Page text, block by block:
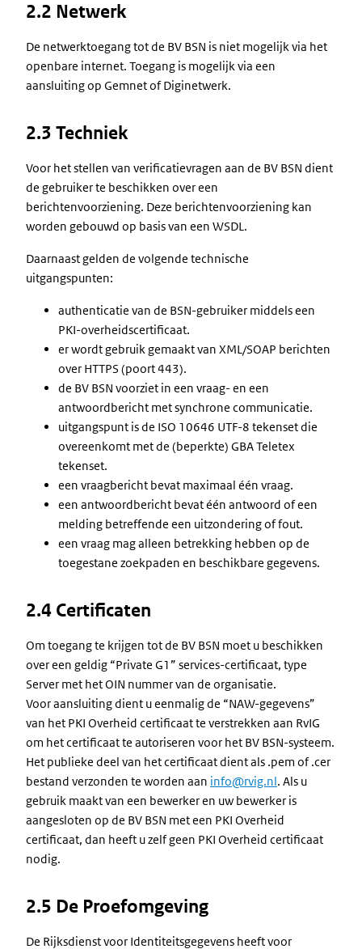
2.2 Netwerk
De netwerktoegang tot de BV BSN is niet mogelijk via het
openbare internet. Toegang is mogelijk via een
aansluiting op Gemnet of Diginetwerk.
2.3 Techniek
Voor het stellen van verificatievragen aan de BV BSN dient
de gebruiker te beschikken over een
berichtenvoorziening. Deze berichtenvoorziening kan
worden gebouwd op basis van een WSDL.
Daarnaast gelden de volgende technische
uitgangspunten:
authenticatie van de BSN-gebruiker middels een
PKI-overheidscertificaat.
er wordt gebruik gemaakt van XML/SOAP berichten
over HTTPS (poort 443).
de BV BSN voorziet in een vraag- en een
antwoordbericht met synchrone communicatie.
uitgangspunt is de ISO 10646 UTF-8 tekenset die
overeenkomt met de (beperkte) GBA Teletex
tekenset.
een vraagbericht bevat maximaal één vraag.
een antwoordbericht bevat één antwoord of een
melding betreffende een uitzondering of fout.
een vraag mag alleen betrekking hebben op de
toegestane zoekpaden en beschikbare gegevens.
2.4 Certificaten
Om toegang te krijgen tot de BV BSN moet u beschikken
over een geldig “Private G1” services-certificaat, type
Server met het OIN nummer van de organisatie.
Voor aansluiting dient u eenmalig de “NAW-gegevens”
van het PKI Overheid certificaat te verstrekken aan RvIG
om het certificaat te autoriseren voor het BV BSN-systeem.
Het publieke deel van het certificaat dient als .pem of .cer
bestand verzonden te worden aan info@rvig.nl. Als u
gebruik maakt van een bewerker en uw bewerker is
aangesloten op de BV BSN met een PKI Overheid
certificaat, dan heeft u zelf geen PKI Overheid certificaat
nodig.
2.5 De Proefomgeving
De Rijksdienst voor Identiteitsgegevens heeft voor